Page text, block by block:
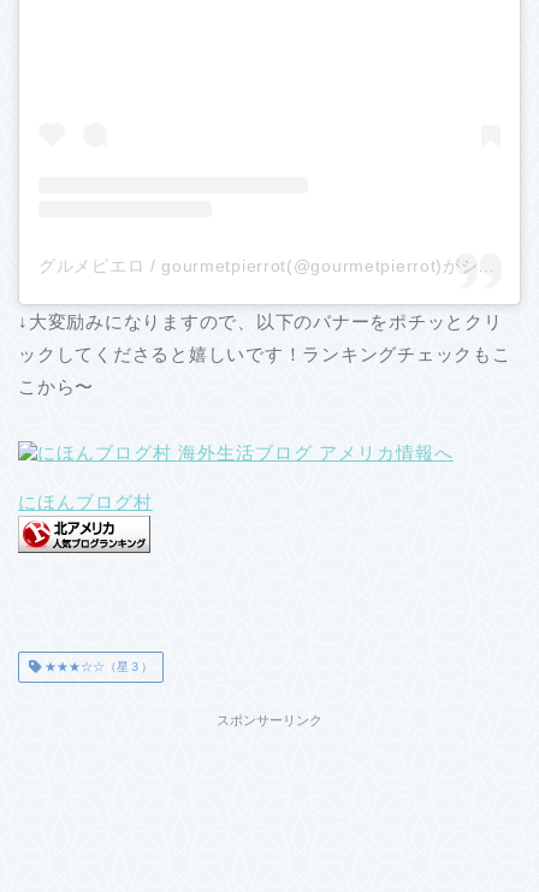
↓大変励みになりますので、以下のバナーをポチッとクリ
ックしてくださると嬉しいです！ランキングチェックもこ
こから〜
にほんブログ村
★★★☆☆（星３）
スポンサーリンク